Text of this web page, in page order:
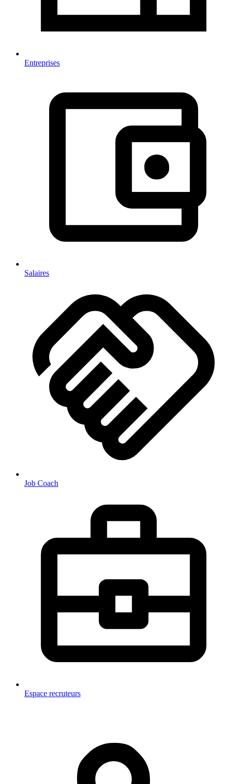
Entreprises
Salaires
Job Coach
Espace recruteurs